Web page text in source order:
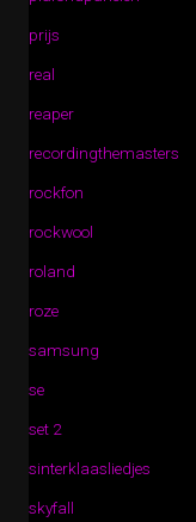
prijs
real
reaper
recordingthemasters
rockfon
rockwool
roland
roze
samsung
se
set 2
sinterklaasliedjes
skyfall